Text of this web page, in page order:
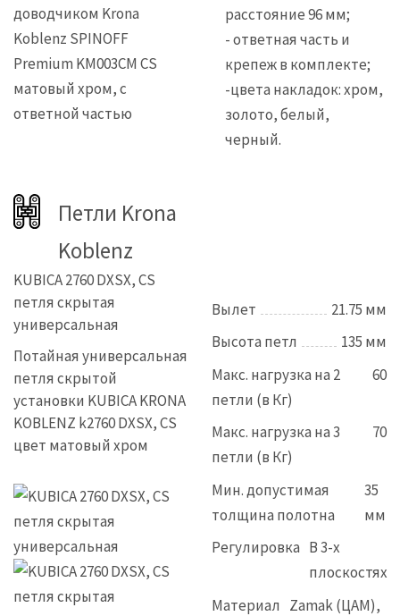
расстояние 96 мм;
- ответная часть и
крепеж в комплекте;
-цвета накладок: хром,
золото, белый,
черный.
Петли Krona
Koblenz
KUBICA 2760 DXSX, CS
петля скрытая
универсальная
Потайная универсальная
петля скрытой
установки KUBICA KRONA
KOBLENZ k2760 DXSX, CS
цвет матовый хром
Вылет
21.75 мм
Высота петл
135 мм
Макс. нагрузка на 2
петли (в Кг)
60
Макс. нагрузка на 3
петли (в Кг)
70
Мин. допустимая
толщина полотна
35
мм
Регулировка В 3-х
плоскостях
Материал Zamak (ЦАМ),